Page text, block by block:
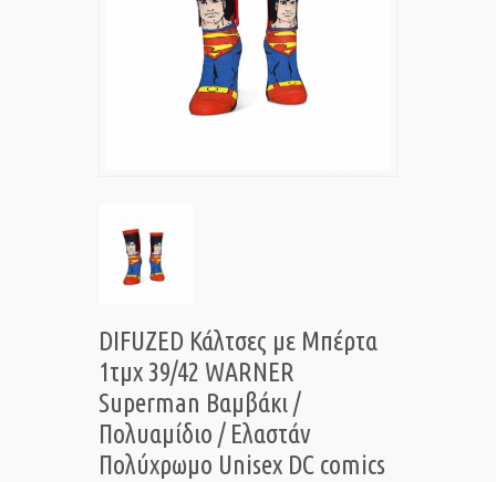
DIFUZED Κάλτσες με Μπέρτα
1τμχ 39/42 WARNER
Superman Βαμβάκι /
Πολυαμίδιο / Ελαστάν
Πολύχρωμο Unisex DC comics